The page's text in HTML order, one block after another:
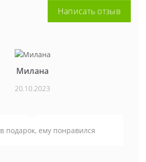
Написать отзыв
Милана
20.10.2023
подарок, ему понравился